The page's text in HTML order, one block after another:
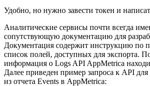
Удобно, но нужно завести токен и
Аналитические сервисы почти всегда
сопутствующую документацию для
Документация содержит инструкцию по
список полей, доступных для экспорта.
информация о Logs API AppMetrica
Далее приведен пример запроса к API
из отчета Events в AppMetrica: